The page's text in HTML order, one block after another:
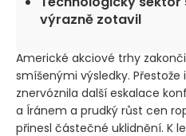
výrazně zotavil
Americké akciové trhy
smíšenými výsledky.
znervóznila další eskalace
a Íránem a prudký růst cen
přinesl částečné uklidnění. K